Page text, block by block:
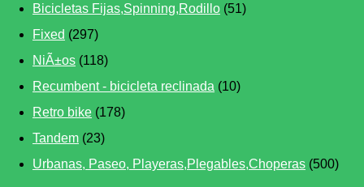
Bicicletas Fijas,Spinning,Rodillo (51)
Fixed (297)
NiÃ±os (118)
Recumbent - bicicleta reclinada (10)
Retro bike (178)
Tandem (23)
Urbanas, Paseo, Playeras,Plegables,Choperas (500)